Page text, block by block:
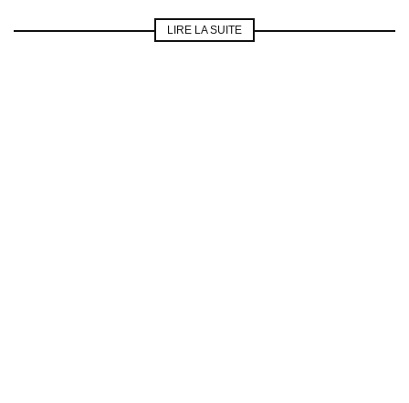
LIRE LA SUITE